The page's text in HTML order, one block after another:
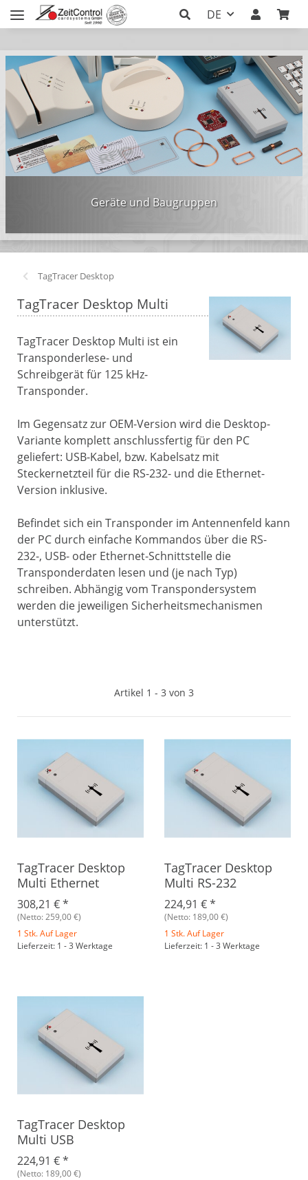
DE
Geräte und Baugruppen
TagTracer Desktop
TagTracer Desktop Multi
TagTracer Desktop Multi ist ein
Transponderlese- und
Schreibgerät für 125 kHz-
Transponder.
Im Gegensatz zur OEM-Version wird die Desktop-
Variante komplett anschlussfertig für den PC
geliefert: USB-Kabel, bzw. Kabelsatz mit
Steckernetzteil für die RS-232- und die Ethernet-
Version inklusive.
Befindet sich ein Transponder im Antennenfeld kann
der PC durch einfache Kommandos über die RS-
232-, USB- oder Ethernet-Schnittstelle die
Transponderdaten lesen und (je nach Typ)
schreiben. Abhängig vom Transpondersystem
werden die jeweiligen Sicherheitsmechanismen
unterstützt.
Artikel 1 - 3 von 3
TagTracer Desktop
Multi Ethernet
308,21 €*
(Netto: 259,00 €)
1 Stk. Auf Lager
Lieferzeit: 1 - 3 Werktage
TagTracer Desktop
Multi RS-232
224,91 €*
(Netto: 189,00 €)
1 Stk. Auf Lager
Lieferzeit: 1 - 3 Werktage
TagTracer Desktop
Multi USB
224,91 €*
(Netto: 189,00 €)